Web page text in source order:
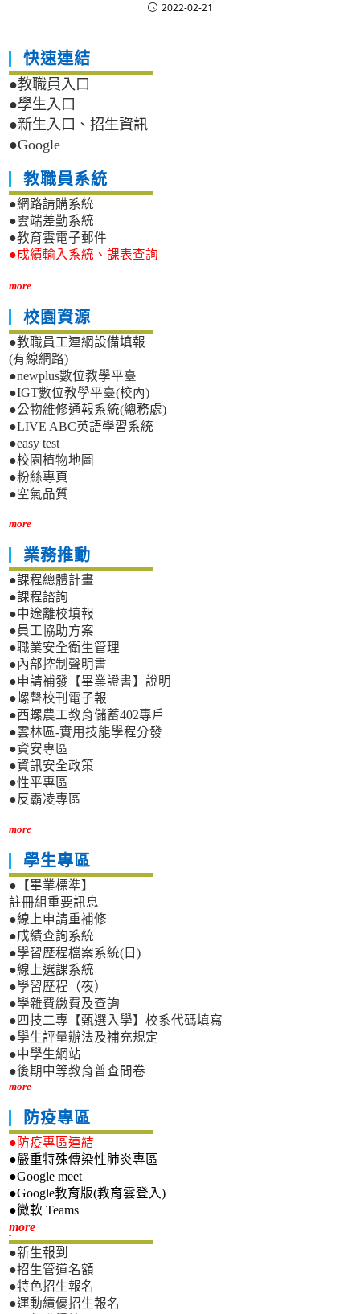
2022-02-21
快速連結
●教職員入口
●學生入口
●新生入口、招生資訊
●Google
教職員系統
●網路請購系統
●雲端差勤系統
●教育雲電子郵件
●成績輸入系統、課表查詢
more
校園資源
●教職員工連網設備填報
(有線網路)
●newplus數位教學平臺
●IGT數位教學平臺(校內)
●公物維修通報系統(總務處)
●LIVE ABC英語學習系統
●easy test
●校園植物地圖
●粉絲專頁
●空氣品質
more
業務推動
●課程總體計畫
●課程諮詢
●中途離校填報
●員工協助方案
●職業安全衛生管理
●內部控制聲明書
●申請補發【畢業證書】說明
●螺聲校刊電子報
●西螺農工教育儲蓄402專戶
●雲林區-實用技能學程分發
●資安專區
●資訊安全政策
●性平專區
●反霸凌專區
more
學生專區
●【畢業標準】
註冊組重要訊息
●線上申請重補修
●成績查詢系統
●學習歷程檔案系統(日)
●線上選課系統
●學習歷程（夜）
●學雜費繳費及查詢
●四技二專【甄選入學】校系代碼填寫
●學生評量辦法及補充規定
●中學生網站
●後期中等教育普查問卷
more
防疫專區
●防疫專區連結
●嚴重特殊傳染性肺炎專區
●Google meet
●Google教育版(教育雲登入)
●微軟 Teams
more新生專區
●新生報到
●招生管道名額
●特色招生報名
●運動績優招生報名